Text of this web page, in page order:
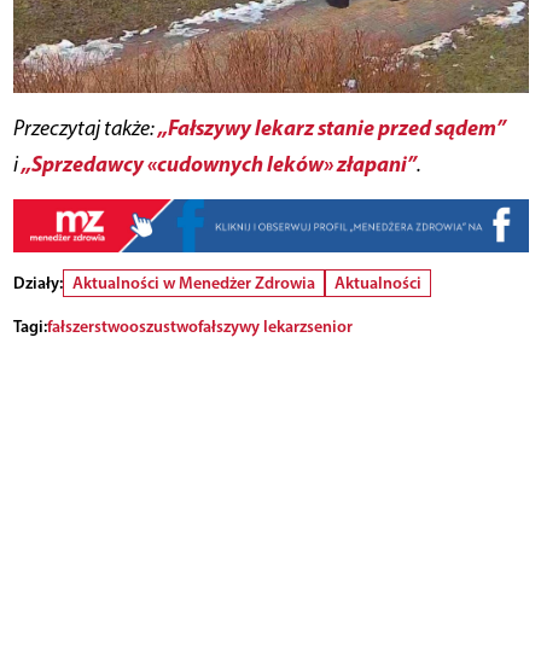
Przeczytaj także:„Fałszywy lekarz stanie przed sądem”
i„Sprzedawcy «cudownych leków» złapani”.
Działy: Aktualności w Menedżer Zdrowia
Aktualności
Tagi:fałszerstwooszustwofałszywy lekarzsenior